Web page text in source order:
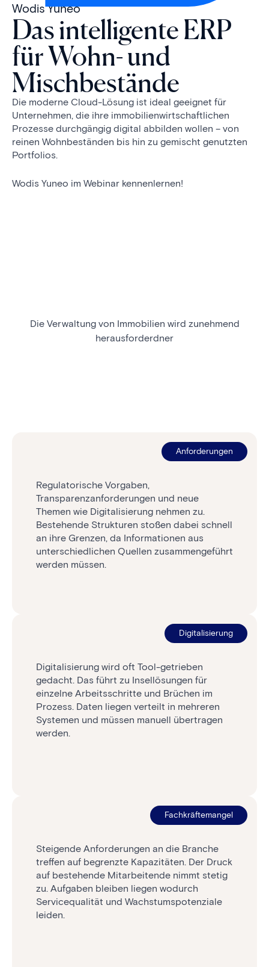
Wodis Yuneo
Das intelligente ERP
für Wohn- und
Mischbestände
Die moderne Cloud-Lösung ist ideal geeignet für
Unternehmen, die ihre immobilienwirtschaftlichen
Prozesse durchgängig digital abbilden wollen – von
reinen Wohnbeständen bis hin zu gemischt genutzten
Portfolios.
Wodis Yuneo im Webinar kennenlernen!
Die Verwaltung von Immobilien wird zunehmend
herausforderdner
Anforderungen
Regulatorische Vorgaben,
Transparenzanforderungen und neue
Themen wie Digitalisierung nehmen zu.
Bestehende Strukturen stoßen dabei schnell
an ihre Grenzen, da Informationen aus
unterschiedlichen Quellen zusammengeführt
werden müssen.
Digitalisierung
Digitalisierung wird oft Tool-getrieben
gedacht. Das führt zu Insellösungen für
einzelne Arbeitsschritte und Brüchen im
Prozess. Daten liegen verteilt in mehreren
Systemen und müssen manuell übertragen
werden.
Fachkräftemangel
Steigende Anforderungen an die Branche
treffen auf begrenzte Kapazitäten. Der Druck
auf bestehende Mitarbeitende nimmt stetig
zu. Aufgaben bleiben liegen wodurch
Servicequalität und Wachstumspotenziale
leiden.